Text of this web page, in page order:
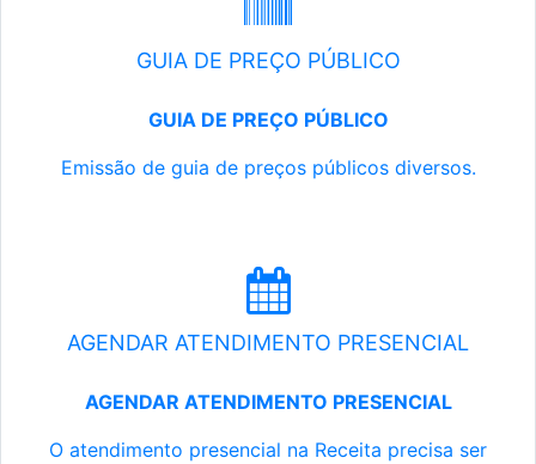
GUIA DE PREÇO PÚBLICO
GUIA DE PREÇO PÚBLICO
Emissão de guia de preços públicos diversos.
AGENDAR ATENDIMENTO PRESENCIAL
AGENDAR ATENDIMENTO PRESENCIAL
O atendimento presencial na Receita precisa ser